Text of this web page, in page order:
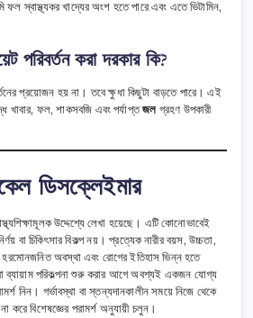
স্বাস্থ্যকর খাদ্যের অংশ হতে পারে এবং এতে ভিটামিন,
পরিবর্তন করা দরকার কি?
প্রয়োজন হয় না। তবে ক্ষুধা কিছুটা বাড়তে পারে। এই
খাবার, ফল, শাকসবজি এবং পর্যাপ্তজলগ্রহণ উপকারী
ডিসক্লেইমার
উদ্দেশ্যে লেখা হয়েছে। এটি কোনোভাবেই
বা চিকিৎসার বিকল্প নয়। প্রত্যেক নারীর বয়স, উচ্চতা,
হরমোনজনিত অবস্থা এবং রোগের ইতিহাস ভিন্ন হতে
ব্যায়াম পরিকল্পনা শুরু করার আগে অবশ্যই একজন যোগ্য
নিন। গর্ভাবস্থা বা স্তন্যদানকালীন সময়ে নিজে থেকে
করে বিশেষজ্ঞের পরামর্শ অনুযায়ী চলুন।